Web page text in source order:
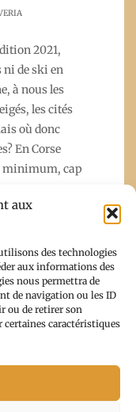
aux
des technologies
aux informations des
nous permettra de
de navigation ou les ID
ou de retirer son
caractéristiques
2021,
de ski en
à nous les
les cités
où donc
En Corse
minimum, cap
2026 |Theme by